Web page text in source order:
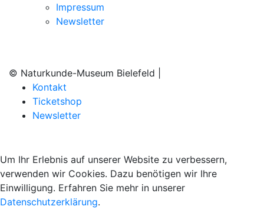
Impressum
Newsletter
© Naturkunde-Museum Bielefeld |
Kontakt
Ticketshop
Newsletter
Um Ihr Erlebnis auf unserer Website zu verbessern,
verwenden wir Cookies. Dazu benötigen wir Ihre
Einwilligung. Erfahren Sie mehr in unserer
Datenschutzerklärung.